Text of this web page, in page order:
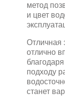
метод
и цвет
Отличная
отлично
подходу
станет